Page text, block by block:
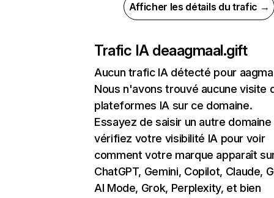
Afficher les détails du trafic →
Trafic IA deaagmaal.gift
Aucun trafic IA détecté pour
Nous n'avons trouvé aucune visite
plateformes IA sur ce domaine.
Essayez de saisir un autre domaine
vérifiez votre visibilité IA pour voir
comment votre marque apparaît
ChatGPT, Gemini, Copilot, Claude,
AI Mode, Grok, Perplexity, et bien